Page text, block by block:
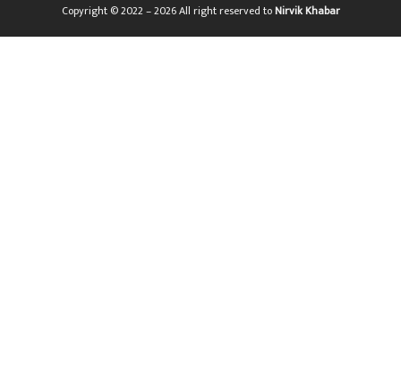
Copyright © 2022 – 2026 All right reserved toNirvik Khabar